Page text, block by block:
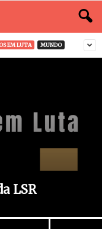
EM LUTA MUNDO
LSR